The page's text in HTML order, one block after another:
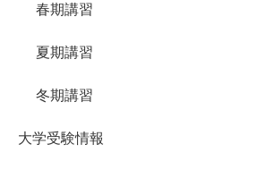
春期講習
夏期講習
冬期講習
大学受験情報